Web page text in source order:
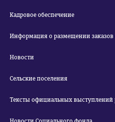
Кадровое обеспечение
Информация о размещении заказов
Новости
Сельские поселения
Тексты официальных выступлений